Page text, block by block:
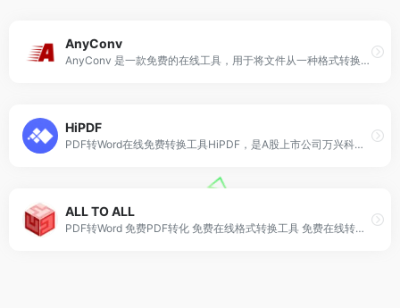
AnyConv
AnyConv 是一款免费的在线工具，用于将文件从一种格式转换为另一种格式。它支持 400 多种格式。您的文件受到保护。
HiPDF
PDF转Word在线免费转换工具HiPDF，是A股上市公司万兴科技旗下实力产品，是一款完全免费的PDF在线编辑工具。文档转换精确率高，可以免费将PDF转Word，还有PDF在线压缩、PDF合并、图片转PDF格式等多种功能，能满足不同的需求。
ALL TO ALL
PDF转Word 免费PDF转化 免费在线格式转换工具 免费在线转换工具 免费视频在线转换 免费音频在线转换 免费在线转换